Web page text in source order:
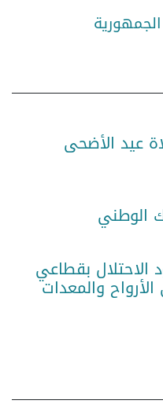
عيد الأضحى
الوطني
الاحتلال بقطاعي
والمعدات